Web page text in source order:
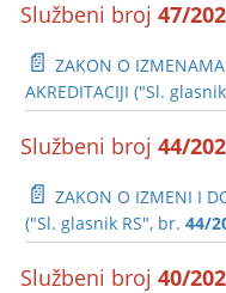
Službeni broj47/
📄 ZAKON O
AKREDITACIJI ("Sl.
Službeni broj44/
📄 ZAKON O IZMENI I
("Sl. glasnik RS", br.44/
Službeni broj40/